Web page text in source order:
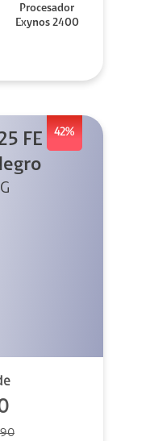
Procesador
Exynos 2400
42%
FE